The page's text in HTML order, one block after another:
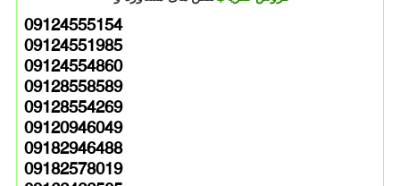
09124555154
09124551985
09124554860
09128558589
09128554269
09120946049
09182946488
09182578019